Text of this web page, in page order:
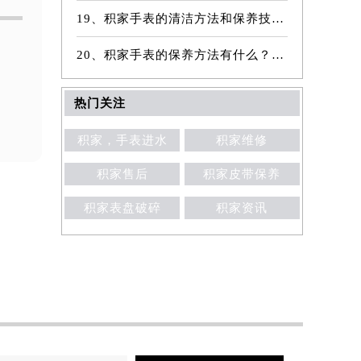
19、积家手表的清洁方法和保养技巧有哪些？
20、积家手表的保养方法有什么？（手表保养常识）
热门关注
积家，手表进水 积家维修
积家售后 积家皮带保养
积家表盘破碎 积家资讯